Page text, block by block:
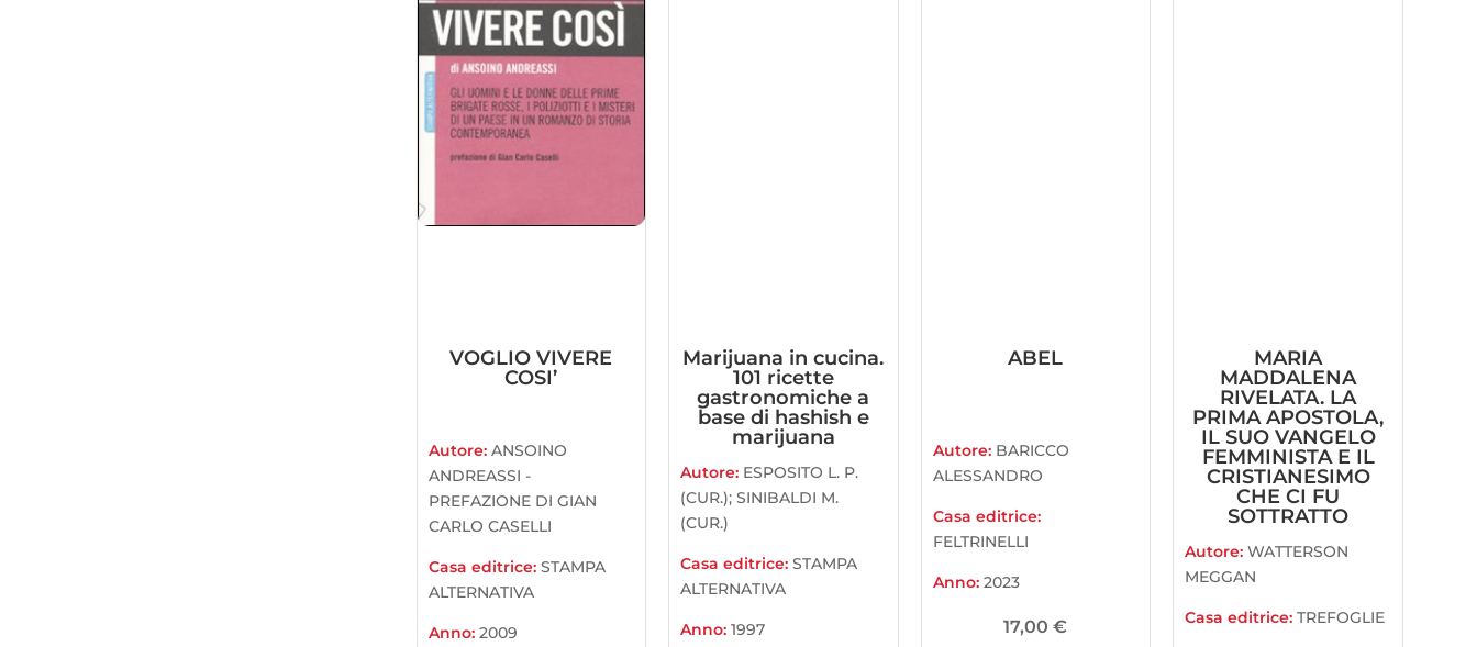
VOGLIO VIVERE
COSI’
Autore: ANSOINO
ANDREASSI -
PREFAZIONE DI GIAN
CARLO CASELLI
Casa editrice: STAMPA
ALTERNATIVA
Anno: 2009
Marijuana in cucina.
101 ricette
gastronomiche a
base di hashish e
marijuana
Autore: ESPOSITO L. P.
(CUR.); SINIBALDI M.
(CUR.)
Casa editrice:STAMPA
ALTERNATIVA
Anno:1997
ABEL
Autore: BARICCO
ALESSANDRO
Casa editrice:
FELTRINELLI
Anno: 2023
17,00€
MARIA
MADDALENA
RIVELATA. LA
PRIMA APOSTOLA,
IL SUO VANGELO
FEMMINISTA E IL
CRISTIANESIMO
CHE CI FU
SOTTRATTO
Autore:WATTERSON
MEGGAN
Casa editrice:TREFOGLIE